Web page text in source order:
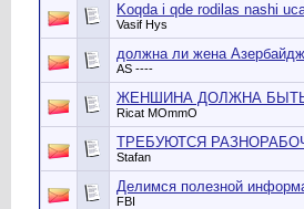
Koqda i qde rodilas nashi
Vasif Hys
должна ли жена
AS ----
ЖЕНШИНА ДОЛЖНА
Ricat MОmmО
ТРЕБУЮТСЯ
Stafan
Делимся полезной
FBI